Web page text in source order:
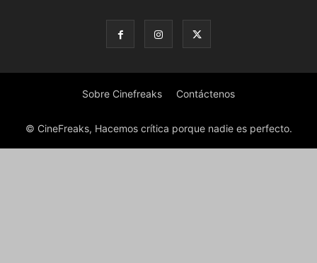
Sobre Cinefreaks Contáctenos
© CineFreaks, Hacemos crítica porque nadie es perfecto.